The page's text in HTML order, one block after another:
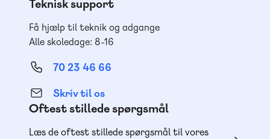
Teknisk support
Få hjælp til teknik og adgange
Alle skoledage: 8-16
70 23 46 66
Skriv til os
Oftest stillede spørgsmål
Læs de oftest stillede spørgsmål til vores